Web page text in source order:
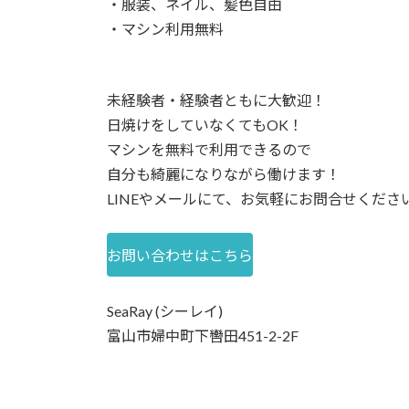
・服装、ネイル、髪色自由
・マシン利用無料
未経験者・経験者ともに大歓迎！
日焼けをしていなくてもOK！
マシンを無料で利用できるので
自分も綺麗になりながら働けます！
LINEやメールにて、お気軽にお問合せくださ
お問い合わせはこちら
SeaRay (シーレイ)
富山市婦中町下轡田451-2-2F